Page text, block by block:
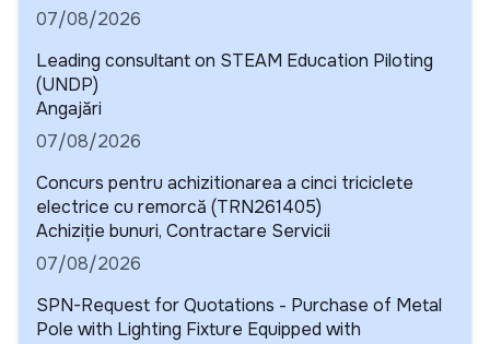
07/08/2026
Leading consultant on STEAM Education Piloting
(UNDP)
Detalii
Angajări
07/08/2026
Concurs pentru achizitionarea a cinci triciclete
electrice cu remorcă (TRN261405)
Detalii
Achiziție bunuri, Contractare Servicii
07/08/2026
SPN-Request for Quotations - Purchase of Metal
Pole with Lighting Fixture Equipped with